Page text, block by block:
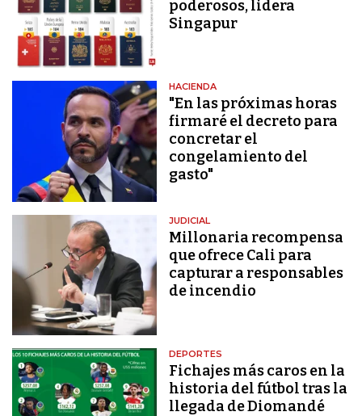
poderosos, lidera
Singapur
HACIENDA
"En las próximas horas
firmaré el decreto para
concretar el
congelamiento del
gasto"
JUDICIAL
Millonaria recompensa
que ofrece Cali para
capturar a responsables
de incendio
DEPORTES
Fichajes más caros en la
historia del fútbol tras la
llegada de Diomandé